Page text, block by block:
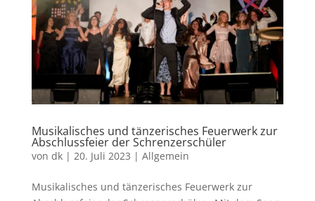
Musikalisches und tänzerisches Feuerwerk zur
Abschlussfeier der Schrenzerschüler
von dk| 20. Juli 2023 | Allgemein
Musikalisches und tänzerisches Feuerwerk zur